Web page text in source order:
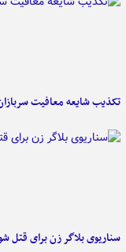
تکذیب شایعه معافیت
سناریوی بلاگر زن برای قتل